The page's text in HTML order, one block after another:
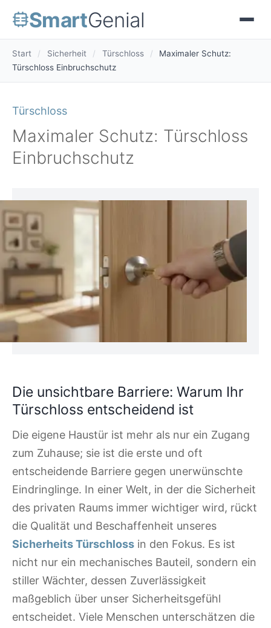
SmartGenial
Start / Sicherheit / Türschloss /
Maximaler Schutz:
Türschloss Einbruchschutz
Türschloss
Maximaler Schutz: Türschloss
Einbruchschutz
Die unsichtbare Barriere: Warum Ihr
Türschloss entscheidend ist
Die eigene Haustür ist mehr als nur ein Zugang
zum Zuhause; sie ist die erste und oft
entscheidende Barriere gegen unerwünschte
Eindringlinge. In einer Welt, in der die Sicherheit
des privaten Raums immer wichtiger wird, rückt
die Qualität und Beschaffenheit unseres
Sicherheits Türschloss in den Fokus. Es ist
nicht nur ein mechanisches Bauteil, sondern ein
stiller Wächter, dessen Zuverlässigkeit
maßgeblich über unser Sicherheitsgefühl
entscheidet. Viele Menschen unterschätzen die